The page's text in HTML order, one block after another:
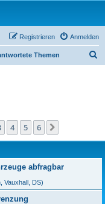
Anmelden
Registrieren
Themen
4 5 6
abfragbar
Vauxhall, DS)